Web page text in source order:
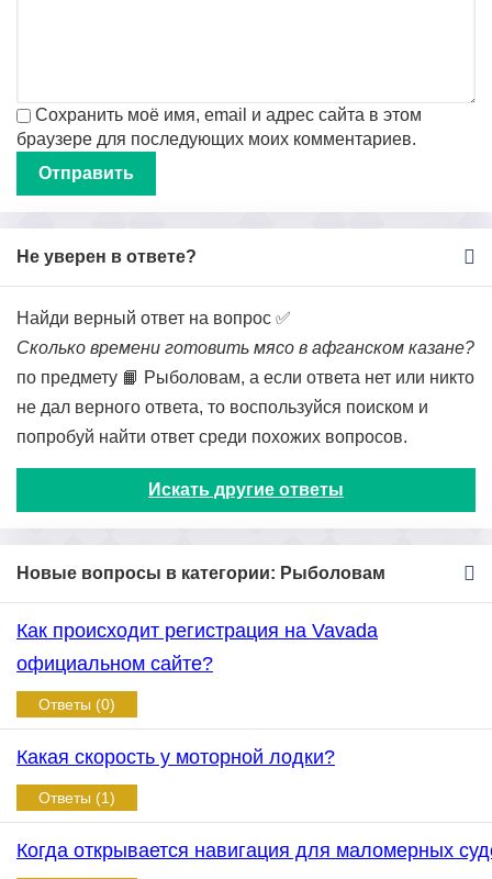
Сохранить моё имя, email и адрес сайта в этом
браузере для последующих моих комментариев.
Не уверен в ответе?
Найди верный ответ на вопрос ✅
Сколько времени готовить мясо в афганском казане?
по предмету 📙 Рыболовам, а если ответа нет или никто
не дал верного ответа, то воспользуйся поиском и
попробуй найти ответ среди похожих вопросов.
Искать другие ответы
Новые вопросы в категории: Рыболовам
Как происходит регистрация на Vavada
официальном сайте?
Ответы (0)
Какая скорость у моторной лодки?
Ответы (1)
Когда открывается навигация для маломерных